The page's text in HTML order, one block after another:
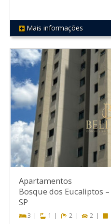
REF 54
Mais informações
Apartamentos
Bosque dos Eucaliptos –
SP
3 1 2 2